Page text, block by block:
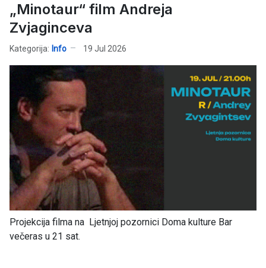
„Minotaur“ film Andreja
Zvjaginceva
Kategorija: Info 19 Jul 2026
Projekcija filma na Ljetnjoj pozornici Doma kulture Bar
večeras u 21 sat.